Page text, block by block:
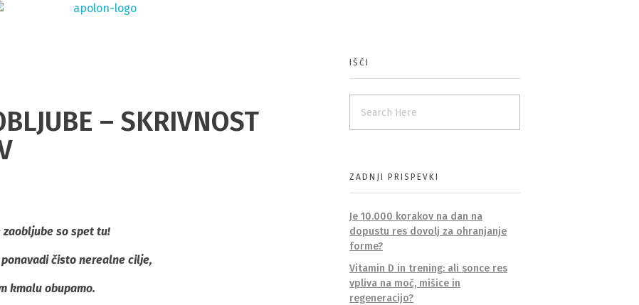
– SKRIVNOST
so spet tu!
čisto nerealne cilje,
kmalu obupamo.
IŠČI
ZADNJI PRISPEVKI
Je 10.000 korakov na dan na
dopustu res dovolj za ohranjanje
forme?
Vitamin D in trening: ali sonce res
vpliva na moč, mišice in
regeneracijo?